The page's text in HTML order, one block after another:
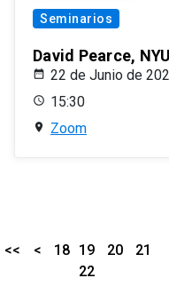
Seminarios
David Pearce, NYU
22 de Junio de
15:30
Zoom
<< < 18 19 20
21
22